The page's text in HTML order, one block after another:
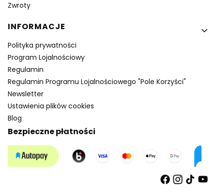
Zwroty
INFORMACJE
Polityka prywatności
Program Lojalnościowy
Regulamin
Regulamin Programu Lojalnościowego "Pole Korzyści"
Newsletter
Ustawienia plików cookies
Blog
Bezpieczne płatności